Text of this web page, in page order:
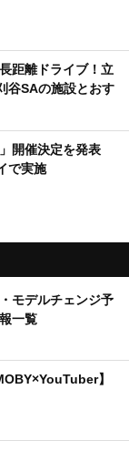
距離ドライブ！立
谷SAの施設とおす
開催決定を発表
で実施
モデルチェンジ予
一覧
】